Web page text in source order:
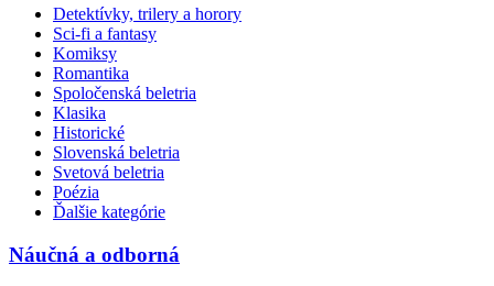
Detektívky, trilery a horory
Sci-fi a fantasy
Komiksy
Romantika
Spoločenská beletria
Klasika
Historické
Slovenská beletria
Svetová beletria
Poézia
Ďalšie kategórie
Náučná a odborná